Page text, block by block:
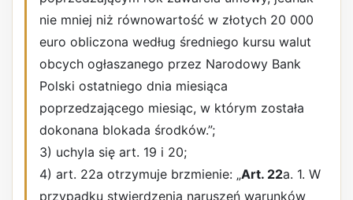
nie mniej niż równowartość w złotych 20 000
euro obliczona według średniego kursu walut
obcych ogłaszanego przez Narodowy Bank
Polski ostatniego dnia miesiąca
poprzedzającego miesiąc, w którym została
dokonana blokada środków.”;
3) uchyla się art. 19 i 20;
4) art. 22a otrzymuje brzmienie: „Art. 22a. 1. W
przypadku stwierdzenia naruszeń warunków